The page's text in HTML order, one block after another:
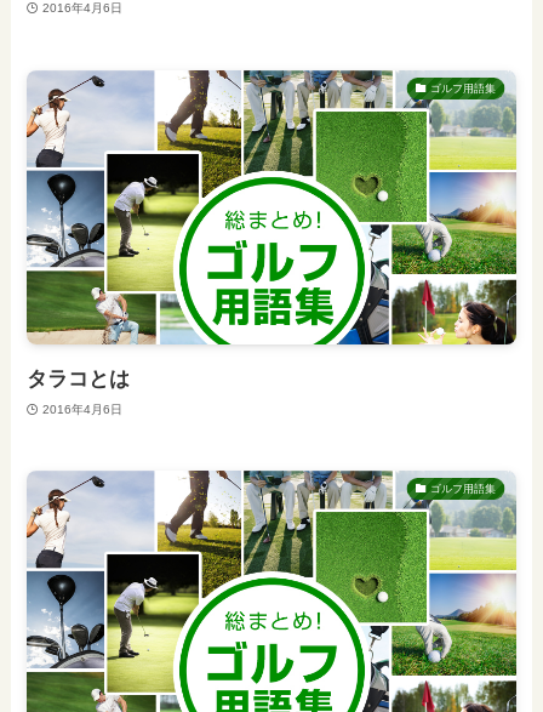
2016年4月6日
ゴルフ用語集
タラコとは
2016年4月6日
ゴルフ用語集